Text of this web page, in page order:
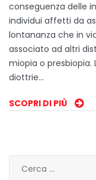
conseguenza delle
individui affetti da
lontananza che in
associato ad altri
miopia o presbiopia.
diottrie…
SCOPRI DI PIÙ